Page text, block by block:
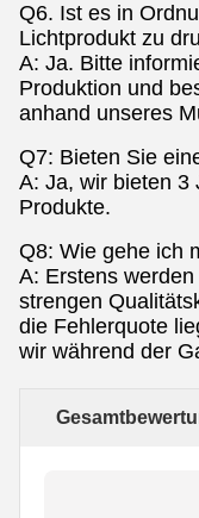
Q6. Ist es in
Lichtprodukt zu
A: Ja. Bitte
Produktion und
anhand unseres
Q7: Bieten Sie
A: Ja, wir bieten 3
Produkte.
Q8: Wie gehe ich
A: Erstens
strengen
die Fehlerquote
wir während der